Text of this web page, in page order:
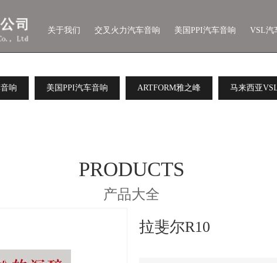
关于我们 交叉火力汽车音响 美国PPI汽车音响 VSL汽
响 美国PPI汽车音响 ARTFORM雅之峰 马来西亚
PRODUCTS
产品大全
拉斐尔R10